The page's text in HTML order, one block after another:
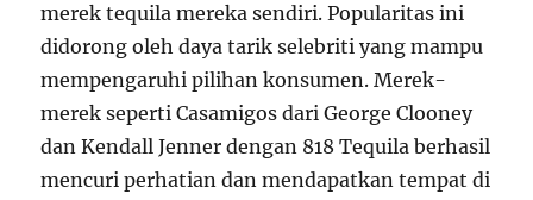
merek tequila mereka sendiri. Popularitas ini
didorong oleh daya tarik selebriti yang mampu
mempengaruhi pilihan konsumen. Merek-
merek seperti Casamigos dari George Clooney
dan Kendall Jenner dengan 818 Tequila berhasil
mencuri perhatian dan mendapatkan tempat di